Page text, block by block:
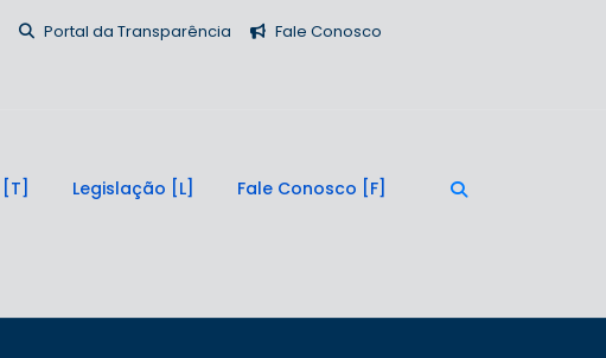
Portal da Transparência Fale Conosco
Legislação Fale Conosco